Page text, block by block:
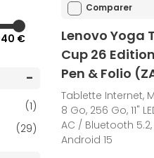
€
(1)
(29)
Comparer
Lenovo Yoga
Cup 26
Pen & Folio
Tablette Internet,
8 Go, 256 Go, 11"
AC / Bluetooth
Android 15